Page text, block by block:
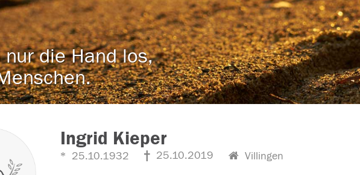
die Hand los,
Ingrid Kieper
25.10.1932 25.10.2019 Villingen